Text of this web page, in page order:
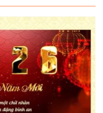
tuyến,
tạo
online